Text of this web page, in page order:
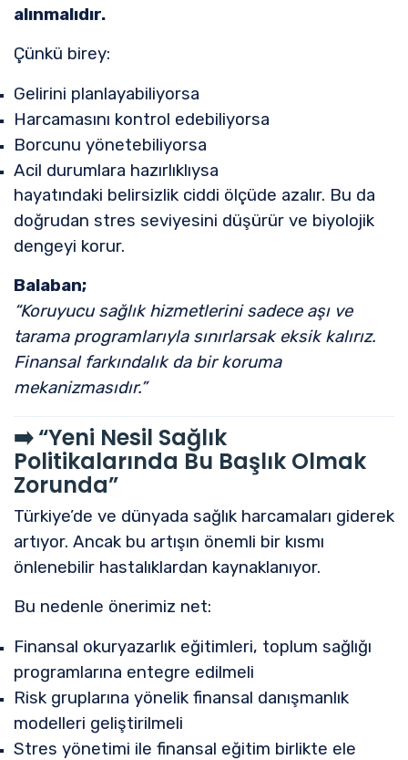
alınmalıdır.
Çünkü birey:
Gelirini planlayabiliyorsa
Harcamasını kontrol edebiliyorsa
Borcunu yönetebiliyorsa
Acil durumlara hazırlıklıysa
hayatındaki belirsizlik ciddi ölçüde azalır. Bu da
doğrudan stres seviyesini düşürür ve biyolojik
dengeyi korur.
Balaban;
“Koruyucu sağlık hizmetlerini sadece aşı ve
tarama programlarıyla sınırlarsak eksik kalırız.
Finansal farkındalık da bir koruma
mekanizmasıdır.”
➡️“Yeni Nesil Sağlık
Politikalarında Bu Başlık Olmak
Zorunda”
Türkiye’de ve dünyada sağlık harcamaları giderek
artıyor. Ancak bu artışın önemli bir kısmı
önlenebilir hastalıklardan kaynaklanıyor.
Bu nedenle önerimiz net:
Finansal okuryazarlık eğitimleri, toplum sağlığı
programlarına entegre edilmeli
Risk gruplarına yönelik finansal danışmanlık
modelleri geliştirilmeli
Stres yönetimi ile finansal eğitim birlikte ele